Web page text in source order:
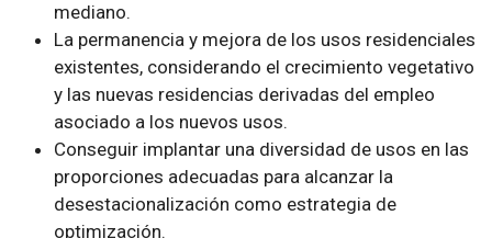
mediano.
La permanencia y mejora de los usos residenciales
existentes, considerando el crecimiento vegetativo
y las nuevas residencias derivadas del empleo
asociado a los nuevos usos.
Conseguir implantar una diversidad de usos en las
proporciones adecuadas para alcanzar la
desestacionalización como estrategia de
optimización.